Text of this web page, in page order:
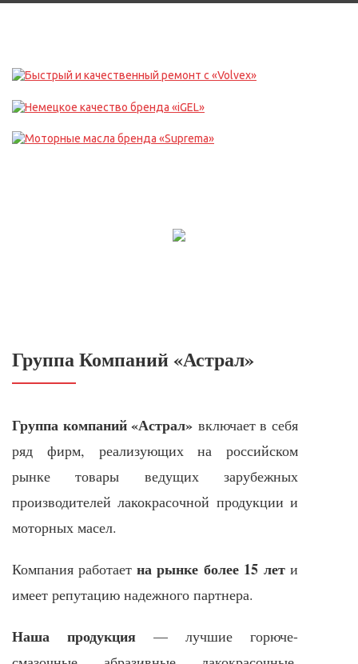
Группа Компаний «Астрал»
Группа компаний «Астрал» включает в себя
ряд фирм, реализующих на российском
рынке товары ведущих зарубежных
производителей лакокрасочной продукции и
моторных масел.
Компания работаетна рынке более 15 лети
имеет репутацию надежного партнера.
Наша продукция— лучшие горюче-